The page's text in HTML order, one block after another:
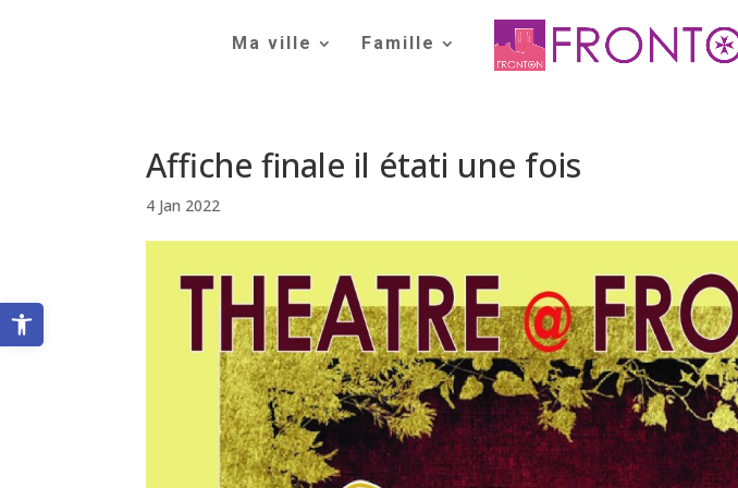
Ouvrir la barre d’outils
Ma ville Famille
Affiche finale il étati une fois
4 Jan 2022